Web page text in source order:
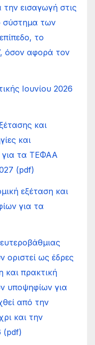
εισαγωγή στις
σύστημα των
το
όσον αφορά τον
Ιουνίου 2026
και
και
για τα ΤΕΦΑΑ
(pdf)
εξέταση και
για τα
οριστεί ως έδρες
και πρακτική
υποψηφίων για
από την
και την
(pdf)